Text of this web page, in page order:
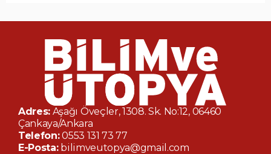
Adres: Aşağı Öveçler, 1308. Sk. No:12, 06460
Çankaya/Ankara
Telefon:0553 131 73 77
E-Posta: bilimveutopya@gmail.com